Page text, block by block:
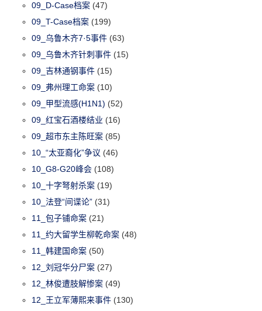
09_D-Case档案 (47)
09_T-Case档案 (199)
09_乌鲁木齐7·5事件 (63)
09_乌鲁木齐针刺事件 (15)
09_吉林通钢事件 (15)
09_弗州理工命案 (10)
09_甲型流感(H1N1) (52)
09_红宝石酒楼结业 (16)
09_超市东主陈旺案 (85)
10_“太亚裔化”争议 (46)
10_G8-G20峰会 (108)
10_十字弩射杀案 (19)
10_法登“间谍论” (31)
11_包子铺命案 (21)
11_约大留学生柳乾命案 (48)
11_韩建国命案 (50)
12_刘冠华分尸案 (27)
12_林俊遭肢解惨案 (49)
12_王立军薄熙来事件 (130)